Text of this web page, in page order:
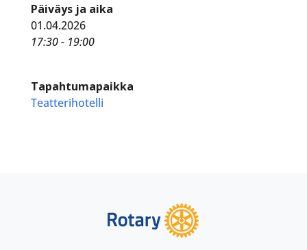
Päiväys ja aika
01.04.2026
17:30 - 19:00
Tapahtumapaikka
Teatterihotelli